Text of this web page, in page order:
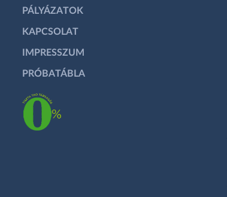
PÁLYÁZATOK
KAPCSOLAT
IMPRESSZUM
PRÓBATÁBLA